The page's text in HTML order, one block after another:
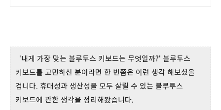
'내게 가장 맞는 블루투스 키보드는 무엇일까?' 블루투스
키보드를 고민하신 분이라면 한 번쯤은 이런 생각 해보셨을
겁니다. 휴대성과 생산성을 모두 살릴 수 있는 블루투스
키보드에 관한 생각을 정리해봤습니다.